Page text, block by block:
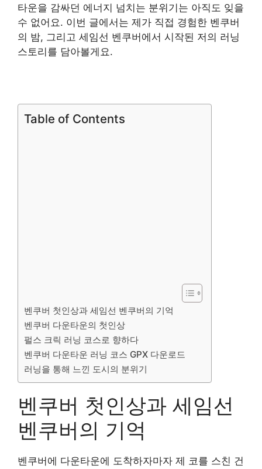
타운을 감싸던 에너지 넘치는 분위기는 아직도 잊을
수 없어요. 이번 글에서는 제가 직접 경험한 벤쿠버
의 밤, 그리고 세임선 벤쿠버에서 시작된 저의 러닝
스토리를 담아볼게요.
Table of Contents
벤쿠버 첫인상과 세임선 벤쿠버의 기억
벤쿠버 다운타운의 첫인상
펄스 크릭 러닝 코스로 향하다
벤쿠버 다운타운 러닝 코스 GPX 다운로드
러닝을 통해 느낀 도시의 분위기
벤쿠버 첫인상과 세임선
벤쿠버의 기억
벤쿠버에 다운타운에 도착하자마자 제 코를 스친 건